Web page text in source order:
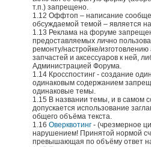
т.п.) запрещено.
1.12 Оффтоп – написание
обсуждаемой темой – является
1.13 Реклама на форуме
предоставляемых лично
ремонту/настройке/
запчастей и аксессуаров к ней,
Администрацией Форума.
1.14 Кросспостинг - создание
одинаковым содержанием
одинаковые темы.
1.15 В названии темы, и в самом
допускается использование
общего объёма текста.
1.16 Оверквотинг - (чрезмерное
нарушением! Принятой нормой
превышающая по объёму ответ